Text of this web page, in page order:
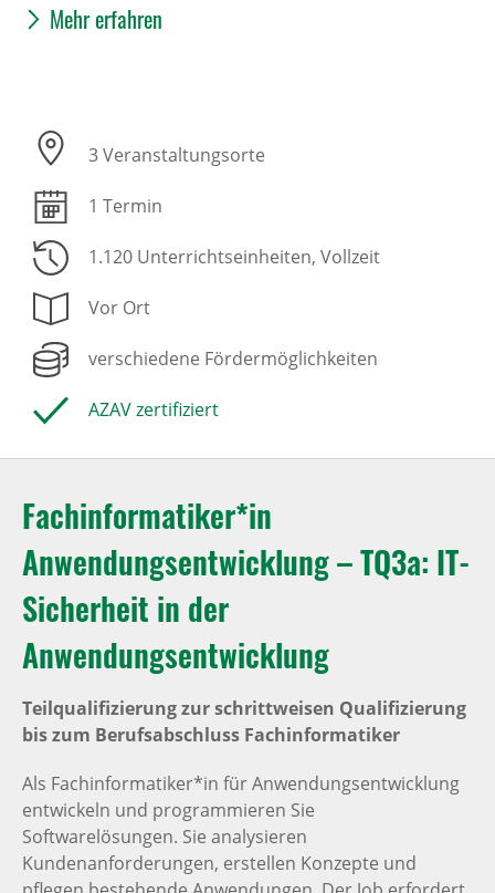
Mehr erfahren
3 Veranstaltungsorte
1 Termin
1.120 Unterrichtseinheiten, Vollzeit
Vor Ort
verschiedene Fördermöglichkeiten
AZAV zertifiziert
Fachinformatiker*in
Anwendungsentwicklung – TQ3a: IT-
Sicherheit in der
Anwendungsentwicklung
Teilqualifizierung zur schrittweisen Qualifizierung
bis zum Berufsabschluss Fachinformatiker
Als Fachinformatiker*in für Anwendungsentwicklung
entwickeln und programmieren Sie
Softwarelösungen. Sie analysieren
Kundenanforderungen, erstellen Konzepte und